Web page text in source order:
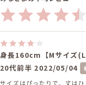
身長160cm【Mサイズ
20代前半 2022/05/04
サイズはぴったりで、丈は